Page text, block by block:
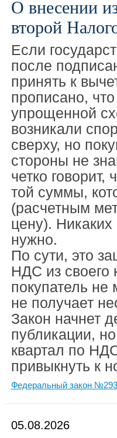
О внесении
второй
Если
после
принять к
прописано,
упрощенной
возникали
сверху, но
стороны не
четко
той суммы,
(расчетным
цену). Никаких
нужно.
По сути, это
НДС из своего
покупатель не
не получает
Закон начнет
публикации,
квартал по
привыкнуть к
Федеральный закон
05.08.2026